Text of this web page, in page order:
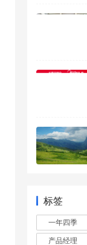
标签
一年四季
产品经理